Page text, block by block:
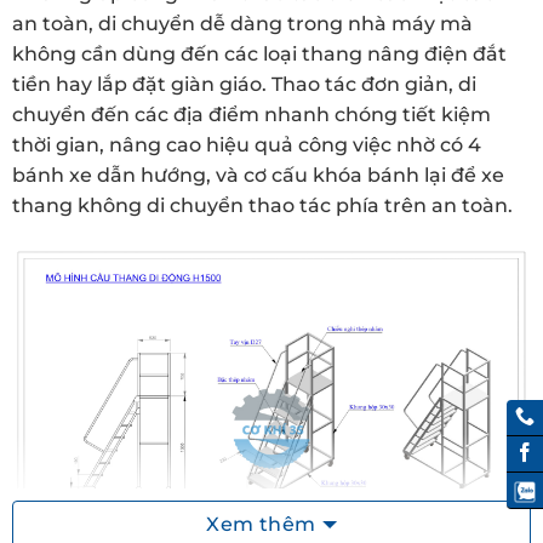
an toàn, di chuyển dễ dàng trong nhà máy mà
không cần dùng đến các loại thang nâng điện đắt
tiền hay lắp đặt giàn giáo. Thao tác đơn giản, di
chuyển đến các địa điểm nhanh chóng tiết kiệm
thời gian, nâng cao hiệu quả công việc nhờ có 4
bánh xe dẫn hướng, và cơ cấu khóa bánh lại để xe
thang không di chuyển thao tác phía trên an toàn.
Xem thêm